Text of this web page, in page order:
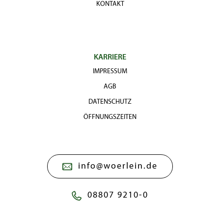
KONTAKT
KARRIERE
IMPRESSUM
AGB
DATENSCHUTZ
ÖFFNUNGSZEITEN
info@woerlein.de
08807 9210-0